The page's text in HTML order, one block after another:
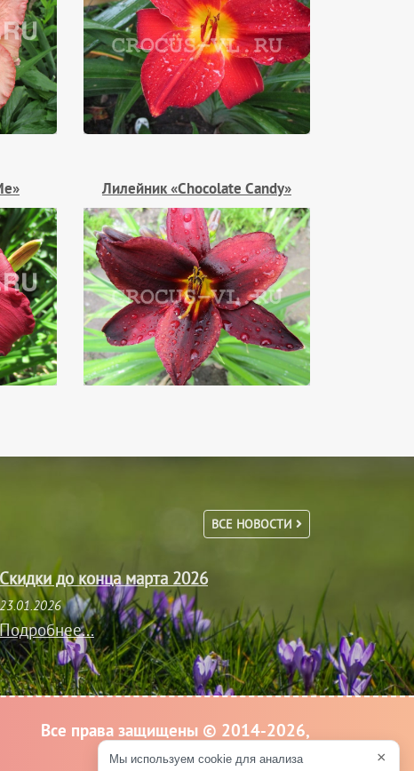
Лилейник «Chocolate Candy»
ВСЕ НОВОСТИ
Скидки до конца марта 2026
23.01.2026
Все права защищены © 2014-2026,
Крокус Великие Луки
Мы используем cookie для анализа
×